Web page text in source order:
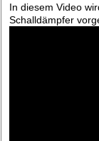
In diesem Video
Schalldämpfer